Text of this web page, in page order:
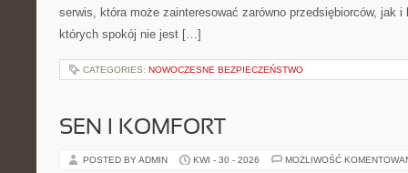
serwis, która może zainteresować zarówno przedsiębiorców, jak
których spokój nie jest […]
CATEGORIES: NOWOCZESNE BEZPIECZEŃSTWO
SEN I KOMFORT
POSTED BY ADMIN KWI - 30 - 2026 MOŻLIWOŚĆ